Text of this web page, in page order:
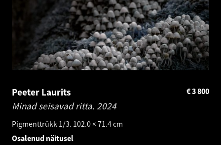
Peeter Laurits
Minad seisavad ritta. 2024
Pigmenttrükk 1/3. 102.0 × 71.4 cm
3 800
€
Osalenud näitusel